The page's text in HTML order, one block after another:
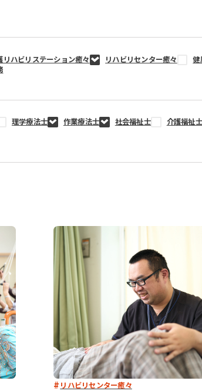
リハビリステーション癒々 リハビリセンター癒々 健
理学療法士 作業療法士 社会福祉士 介護福祉士
リハビリセンター癒々